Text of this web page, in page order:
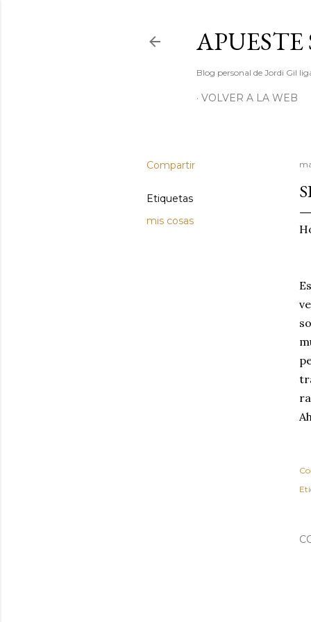
Blog personal de Jordi Gil
VOLVER A LA WEB
Compartir
Etiquetas
mis cosas